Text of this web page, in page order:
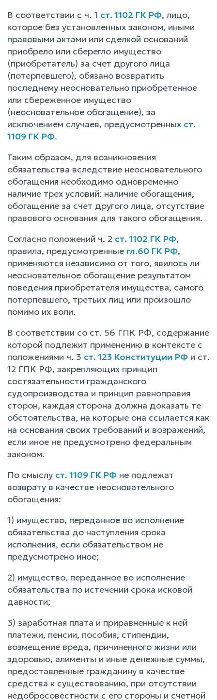
В соответствии с ч. 1 ст. 1102 ГК РФ, лицо,
которое без установленных законом, иными
правовыми актами или сделкой оснований
приобрело или сберегло имущество
(приобретатель) за счет другого лица
(потерпевшего), обязано возвратить
последнему неосновательно приобретенное
или сбереженное имущество
(неосновательное обогащение), за
исключением случаев, предусмотренных ст.
1109 ГК РФ.
Таким образом, для возникновения
обязательства вследствие неосновательного
обогащения необходимо одновременно
наличие трех условий: наличие обогащения,
обогащение за счет другого лица, отсутствие
правового основания для такого обогащения.
Согласно положений ч. 2 ст. 1102 ГК РФ,
правила, предусмотренные гл.60 ГК РФ,
применяются независимо от того, явилось ли
неосновательное обогащение результатом
поведения приобретателя имущества, самого
потерпевшего, третьих лиц или произошло
помимо их воли.
В соответствии со ст. 56 ГПК РФ, содержание
которой подлежит применению в контексте с
положениями ч. 3 ст. 123 Конституции РФ и ст.
12 ГПК РФ, закрепляющих принцип
состязательности гражданского
судопроизводства и принцип равноправия
сторон, каждая сторона должна доказать те
обстоятельства, на которые она ссылается как
на основания своих требований и возражений,
если иное не предусмотрено федеральным
законом.
По смыслу ст. 1109 ГК РФ не подлежат
возврату в качестве неосновательного
обогащения:
1) имущество, переданное во исполнение
обязательства до наступления срока
исполнения, если обязательством не
предусмотрено иное;
2) имущество, переданное во исполнение
обязательства по истечении срока исковой
давности;
3) заработная плата и приравненные к ней
платежи, пенсии, пособия, стипендии,
возмещение вреда, причиненного жизни или
здоровью, алименты и иные денежные суммы,
предоставленные гражданину в качестве
средства к существованию, при отсутствии
недобросовестности с его стороны и счетной